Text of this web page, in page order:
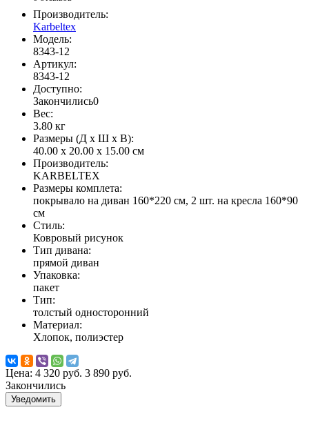
Производитель:
Karbeltex
Модель:
8343-12
Артикул:
8343-12
Доступно:
Закончились0
Вес:
3.80 кг
Размеры (Д x Ш x В):
40.00 x 20.00 x 15.00 см
Производитель:
KARBELTEX
Размеры комплета:
покрывало на диван 160*220 см, 2 шт. на кресла 160*90
см
Стиль:
Ковровый рисунок
Тип дивана:
прямой диван
Упаковка:
пакет
Тип:
толстый односторонний
Материал:
Хлопок, полиэстер
Цена: 4 320 руб. 3 890 руб.
Закончились
Уведомить